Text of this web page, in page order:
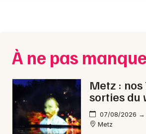
À ne pas
Metz :
sorties du
07/08/2026 →
Metz